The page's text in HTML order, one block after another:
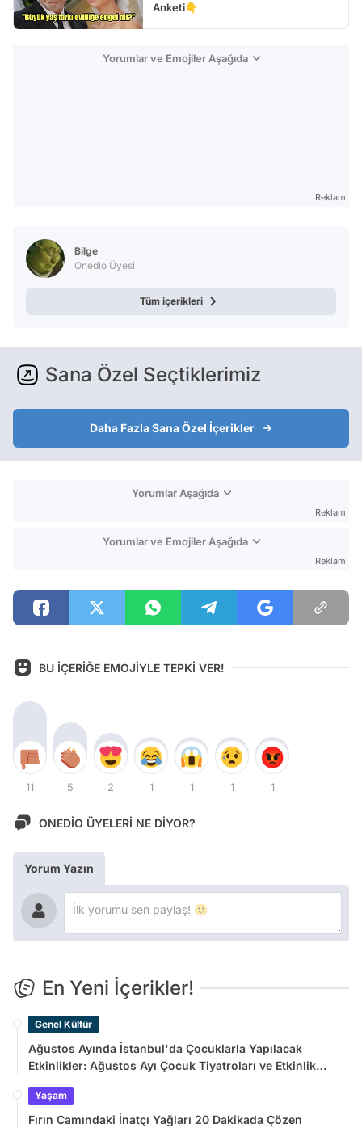
Anketi👇
Yorumlar ve Emojiler Aşağıda
Reklam
Bilge
Onedio Üyesi
Tüm içerikleri
Sana Özel Seçtiklerimiz
Daha Fazla Sana Özel İçerikler
Yorumlar Aşağıda
Reklam
Yorumlar ve Emojiler Aşağıda
Reklam
BU İÇERİĞE EMOJİYLE TEPKİ VER!
11 5 2 1 1 1 1
ONEDİO ÜYELERİ NE DİYOR?
Yorum Yazın
En Yeni İçerikler!
Genel Kültür
Ağustos Ayında İstanbul'da Çocuklarla Yapılacak
Etkinlikler: Ağustos Ayı Çocuk Tiyatroları ve Etkinlik
Yaşam
Fırın Camındaki İnatçı Yağları 20 Dakikada Çözen